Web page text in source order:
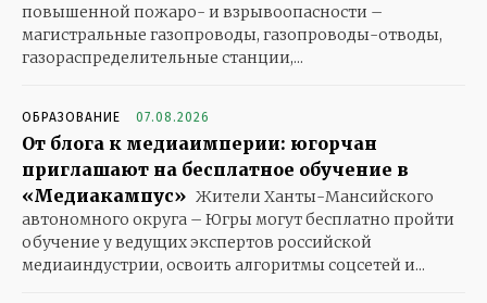
повышенной пожаро- и взрывоопасности –
магистральные газопроводы, газопроводы-отводы,
газораспределительные станции,...
ОБРАЗОВАНИЕ 07.08.2026
От блога к медиаимперии: югорчан
приглашают на бесплатное обучение в
«Медиакампус» Жители Ханты-Мансийского
автономного округа – Югры могут бесплатно пройти
обучение у ведущих экспертов российской
медиаиндустрии, освоить алгоритмы соцсетей и...